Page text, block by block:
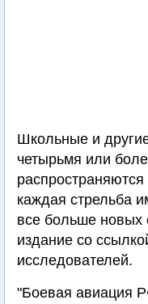
Школьные и
четырьмя или
каждая стрельба
все больше новых
издание со
исследователей.
"Боевая авиация